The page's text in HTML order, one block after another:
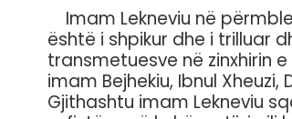
Imam Lekneviu në
është i shpikur dhe i trilluar
transmetuesve në zinxhirin
imam Bejhekiu, Ibnul Xheuzi,
Gjithashtu imam Lekneviu